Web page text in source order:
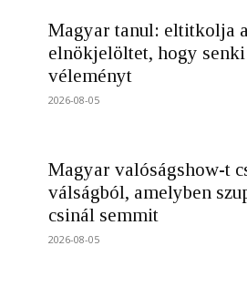
Magyar tanul: eltitkolja
elnökjelöltet, hogy
véleményt
2026-08-05
Magyar valóságshow-t
válságból, amelyben
csinál semmit
2026-08-05